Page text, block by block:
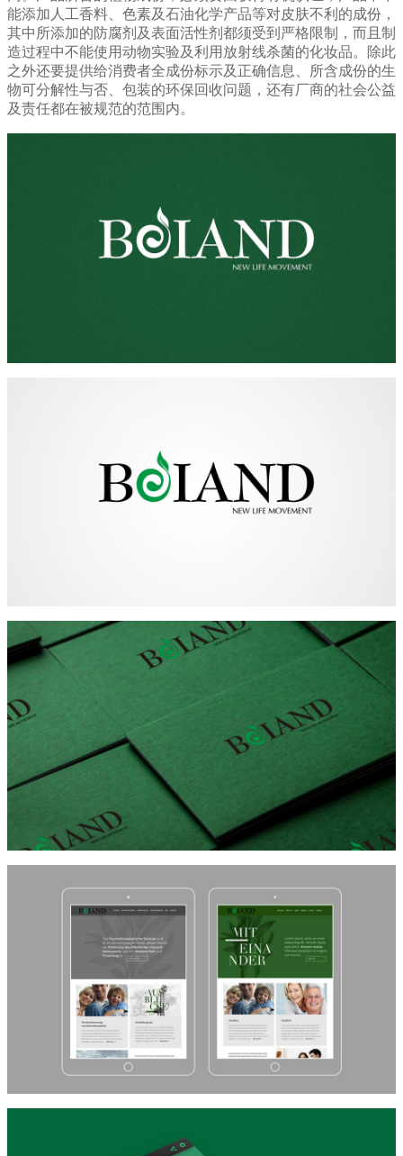
能添加人工香料、色素及石油化学产品等对皮肤不利的成份，
其中所添加的防腐剂及表面活性剂都须受到严格限制，而且制
造过程中不能使用动物实验及利用放射线杀菌的化妆品。除此
之外还要提供给消费者全成份标示及正确信息、所含成份的生
物可分解性与否、包装的环保回收问题，还有厂商的社会公益
及责任都在被规范的范围内。